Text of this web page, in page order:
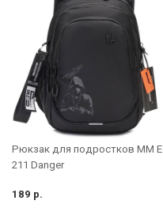
Рюкзак для подростков MM E
211 Danger
189 р.